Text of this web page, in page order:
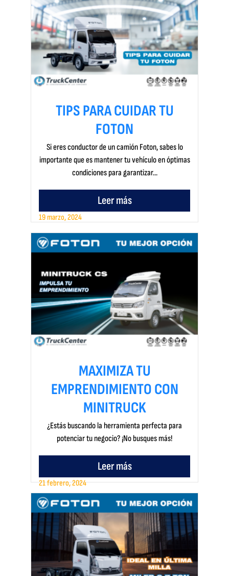
TIPS PARA CUIDAR TU
FOTON
Si eres conductor de un camión Foton, sabes lo
importante que es mantener tu vehículo en óptimas
condiciones para garantizar...
Leer más
19 marzo, 2024
MAXIMIZA TU
EMPRENDIMIENTO CON
MINITRUCK
¿Estás buscando la herramienta perfecta para
potenciar tu negocio? ¡No busques más!
Leer más
21 febrero, 2024